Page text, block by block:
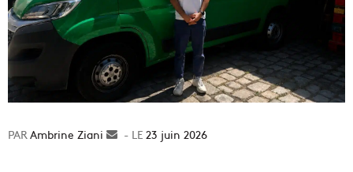
Ambrine Ziani
Envoyer23 juin 2026